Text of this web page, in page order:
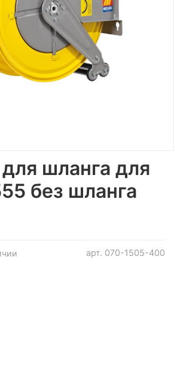
арт. 070-1505-400
шланга для
без шланга